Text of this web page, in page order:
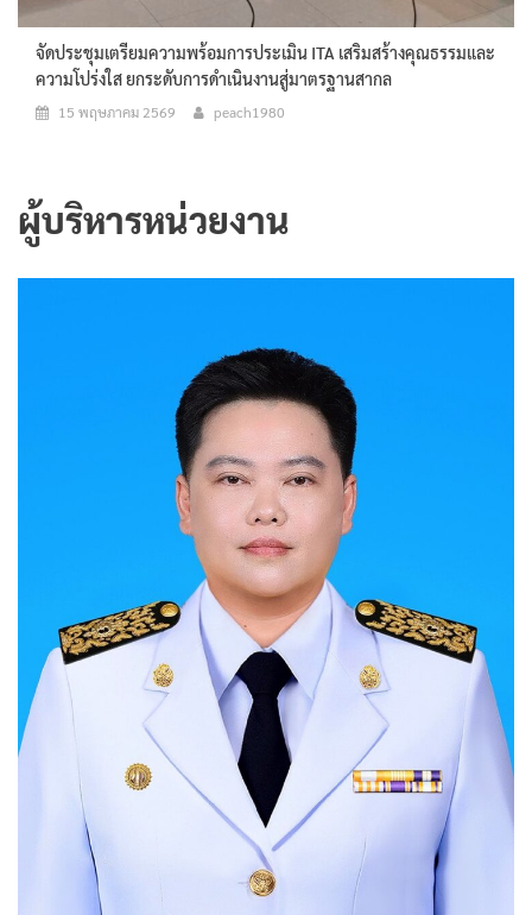
จัดประชุมเตรียมความพร้อมการประเมิน ITA เสริมสร้างคุณธรรมและ
ความโปร่งใส ยกระดับการดำเนินงานสู่มาตรฐานสากล
15 พฤษภาคม 2569 peach1980
ผู้บริหารหน่วยงาน